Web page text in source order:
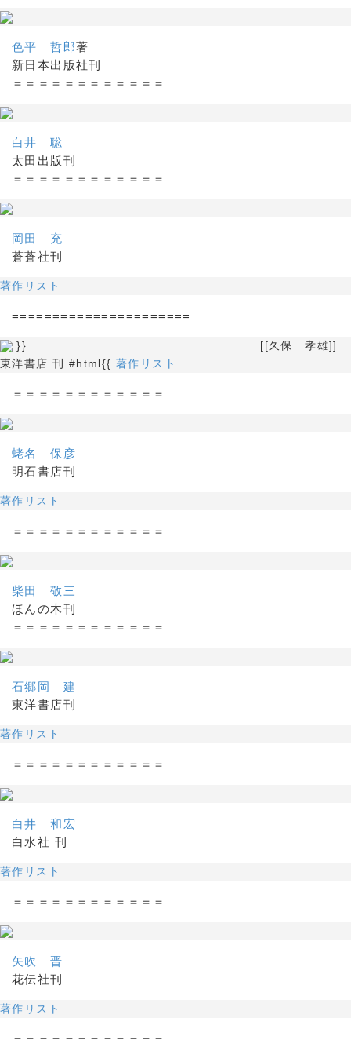
色平 哲郎著
新日本出版社刊
＝＝＝＝＝＝＝＝＝＝＝＝
白井 聡
太田出版刊
＝＝＝＝＝＝＝＝＝＝＝＝
岡田 充
蒼蒼社刊
著作リスト
======================
}} [[久保 孝雄]]
東洋書店 刊 #html{{ 著作リスト
＝＝＝＝＝＝＝＝＝＝＝＝
蛯名 保彦
明石書店刊
著作リスト
＝＝＝＝＝＝＝＝＝＝＝＝
柴田 敬三
ほんの木刊
＝＝＝＝＝＝＝＝＝＝＝＝
石郷岡 建
東洋書店刊
著作リスト
＝＝＝＝＝＝＝＝＝＝＝＝
白井 和宏
白水社 刊
著作リスト
＝＝＝＝＝＝＝＝＝＝＝＝
矢吹 晋
花伝社刊
著作リスト